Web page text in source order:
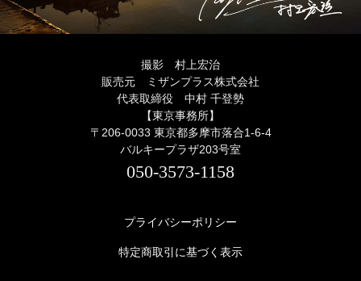
撮影 村上宏治
販売元 ミザンプラス株式会社
代表取締役 中村 千登勢
【東京事務所】
〒206-0033 東京都多摩市落合1-6-4
バルキープラザ203号室
050-3573-1158
プライバシーポリシー
特定商取引に基づく表示